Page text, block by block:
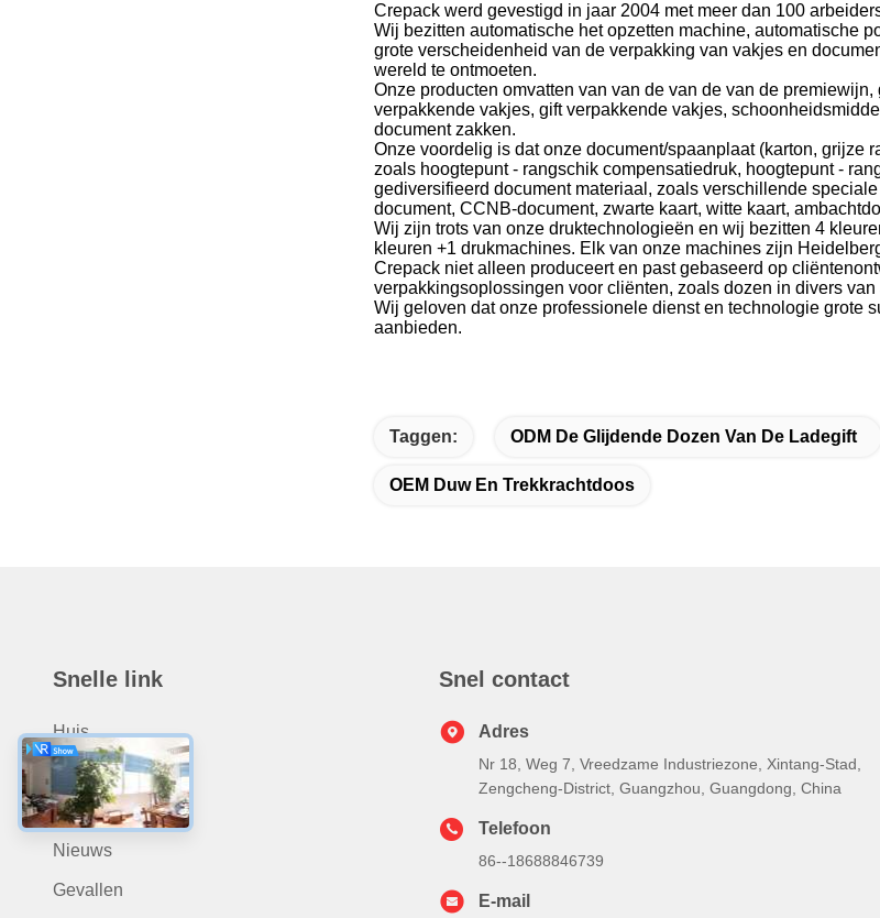
Crepack werd gevestigd in jaar 2004 met meer dan 100
Wij bezitten automatische het opzetten machine, automatische
grote verscheidenheid van de verpakking van vakjes en
wereld te ontmoeten.
Onze producten omvatten van van de van de van de
verpakkende vakjes, gift verpakkende vakjes,
document zakken.
Onze voordelig is dat onze document/spaanplaat (karton,
zoals hoogtepunt - rangschik compensatiedruk, hoogtepunt -
gediversifieerd document materiaal, zoals verschillende
document, CCNB-document, zwarte kaart, witte kaart,
Wij zijn trots van onze druktechnologieën en wij bezitten 4
kleuren +1 drukmachines. Elk van onze machines zijn
Crepack niet alleen produceert en past gebaseerd op
verpakkingsoplossingen voor cliënten, zoals dozen in divers
Wij geloven dat onze professionele dienst en technologie grote
aanbieden.
Taggen: ODM De Glijdende Dozen Van De Ladegift
OEM Duw En Trekkrachtdoos
Snelle link
Huis
Producten
Over Ons
Nieuws
Gevallen
Snel contact
Adres
Nr 18, Weg 7, Vreedzame Industriezone, Xintang-Stad,
Zengcheng-District, Guangzhou, Guangdong, China
Telefoon
86--18688846739
E-mail